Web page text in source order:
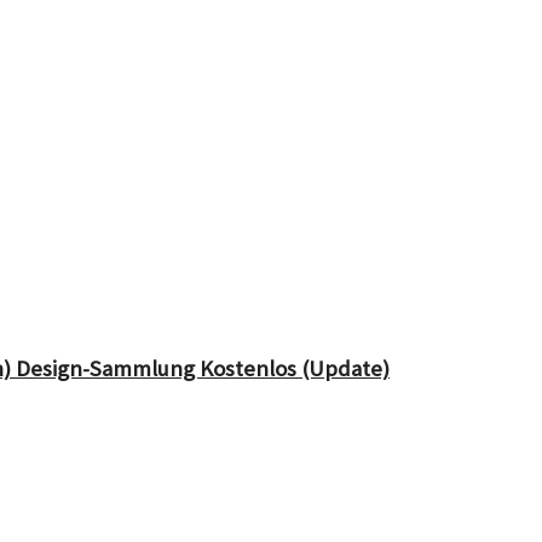
Design-Sammlung Kostenlos (Update)